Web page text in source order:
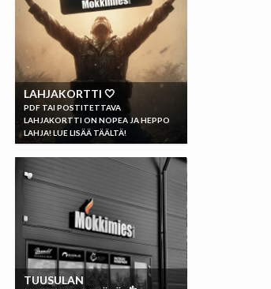
LAHJAKORTTI 🤍
PDF TAI POSTITETTAVA
LAHJAKORTTI ON NOPEA JA HEPPO
LAHJA! LUE LISÄÄ TÄÄLTÄ!
TUUSULAN